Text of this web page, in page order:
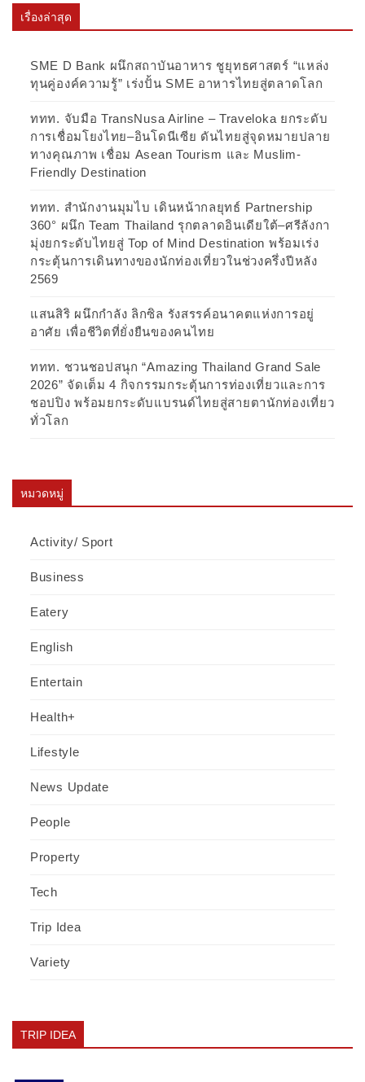
เรื่องล่าสุด
SME D Bank ผนึกสถาบันอาหาร ชูยุทธศาสตร์ “แหล่ง
ทุนคู่องค์ความรู้” เร่งปั้น SME อาหารไทยสู่ตลาดโลก
ททท. จับมือ TransNusa Airline – Traveloka ยกระดับ
การเชื่อมโยงไทย–อินโดนีเซีย ดันไทยสู่จุดหมายปลาย
ทางคุณภาพ เชื่อม Asean Tourism และ Muslim-
Friendly Destination
ททท. สำนักงานมุมไบ เดินหน้ากลยุทธ์ Partnership
360° ผนึก Team Thailand รุกตลาดอินเดียใต้–ศรีลังกา
มุ่งยกระดับไทยสู่ Top of Mind Destination พร้อมเร่ง
กระตุ้นการเดินทางของนักท่องเที่ยวในช่วงครึ่งปีหลัง
2569
แสนสิริ ผนึกกำลัง ลิกซิล รังสรรค์อนาคตแห่งการอยู่
อาศัย เพื่อชีวิตที่ยั่งยืนของคนไทย
ททท. ชวนชอปสนุก “Amazing Thailand Grand Sale
2026” จัดเต็ม 4 กิจกรรมกระตุ้นการท่องเที่ยวและการ
ชอปปิง พร้อมยกระดับแบรนด์ไทยสู่สายตานักท่องเที่ยว
ทั่วโลก
หมวดหมู่
Activity/ Sport
Business
Eatery
English
Entertain
Health+
Lifestyle
News Update
People
Property
Tech
Trip Idea
Variety
TRIP IDEA